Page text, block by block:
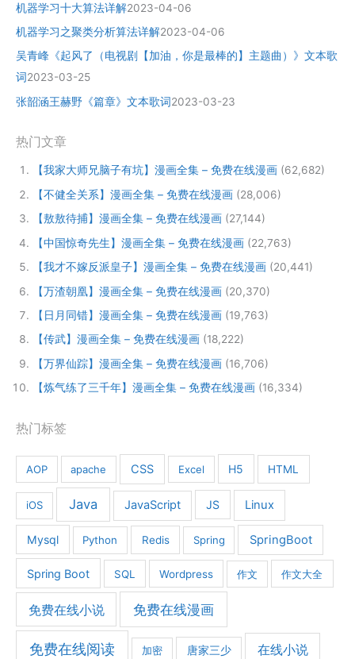
机器学习十大算法详解2023-04-06
机器学习之聚类分析算法详解2023-04-06
吴青峰《起风了（电视剧【加油，你是最棒的】主题曲）》文本歌
词2023-03-25
张韶涵王赫野《篇章》文本歌词2023-03-23
热门文章
【我家大师兄脑子有坑】漫画全集 – 免费在线漫画 (62,682)
【不健全关系】漫画全集 – 免费在线漫画 (28,006)
【敖敖待捕】漫画全集 – 免费在线漫画 (27,144)
【中国惊奇先生】漫画全集 – 免费在线漫画 (22,763)
【我才不嫁反派皇子】漫画全集 – 免费在线漫画 (20,441)
【万渣朝凰】漫画全集 – 免费在线漫画 (20,370)
【日月同错】漫画全集 – 免费在线漫画 (19,763)
【传武】漫画全集 – 免费在线漫画 (18,222)
【万界仙踪】漫画全集 – 免费在线漫画 (16,706)
【炼气练了三千年】漫画全集 – 免费在线漫画 (16,334)
热门标签
AOP apache CSS Excel H5 HTML
iOS Java JavaScript JS Linux
Mysql Python Redis Spring SpringBoot
Spring Boot SQL Wordpress 作文 作文大全
免费在线小说 免费在线漫画
免费在线阅读 加密 唐家三少 在线小说